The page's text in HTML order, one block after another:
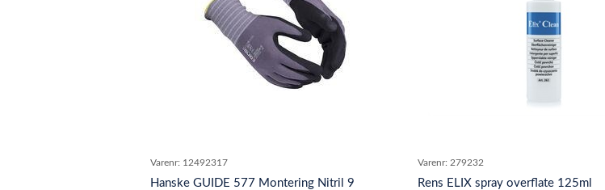
Varenr: 12492317
Hanske GUIDE 577 Montering Nitril 9
Varenr: 279232
Rens ELIX spray overflate 125ml